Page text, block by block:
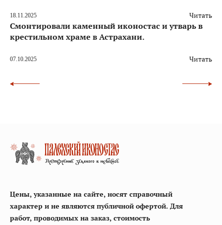
18.11.2025 Читать
Смонтировали каменный иконостас и утварь в
крестильном храме в Астрахани.
07.10.2025 Читать
Цены, указанные на сайте, носят справочный
характер и не являются публичной офертой. Для
работ, проводимых на заказ, стоимость